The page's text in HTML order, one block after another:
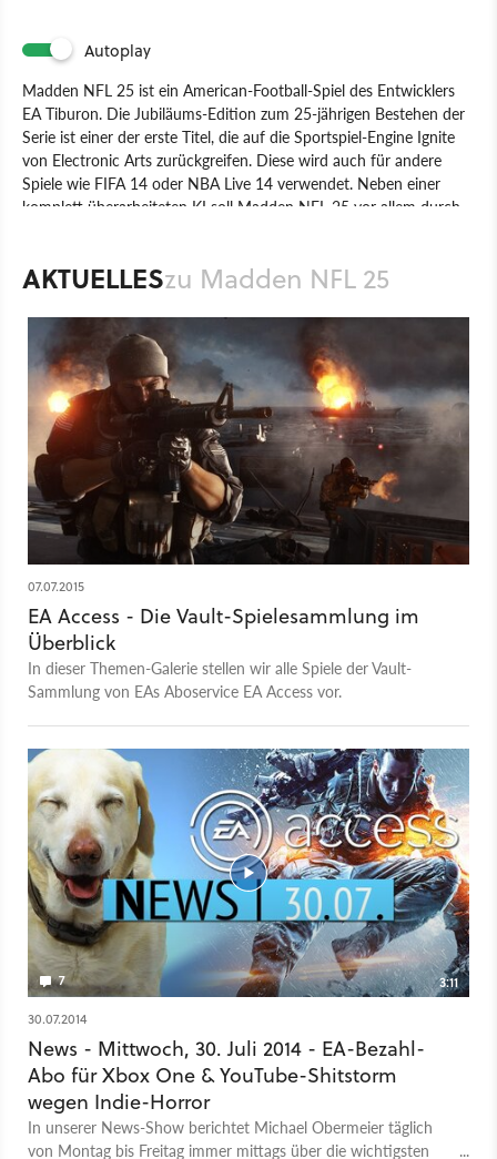
Autoplay
Madden NFL 25 ist ein American-Football-Spiel des Entwicklers
EA Tiburon. Die Jubiläums-Edition zum 25-jährigen Bestehen der
Serie ist einer der erste Titel, die auf die Sportspiel-Engine Ignite
von Electronic Arts zurückgreifen. Diese wird auch für andere
Spiele wie FIFA 14 oder NBA Live 14 verwendet. Neben einer
komplett überarbeiteten KI soll Madden NFL 25 vor allem durch
Spiel PlayStation 3 PlayStation 4 Xbox 360
Xbox One
AKTUELLESzu Madden NFL 25
07.07.2015
EA Access - Die Vault-Spielesammlung im
Überblick
In dieser Themen-Galerie stellen wir alle Spiele der Vault-
Sammlung von EAs Aboservice EA Access vor.
7
3:11
30.07.2014
News - Mittwoch, 30. Juli 2014 - EA-Bezahl-
Abo für Xbox One & YouTube-Shitstorm
wegen Indie-Horror
In unserer News-Show berichtet Michael Obermeier täglich
von Montag bis Freitag immer mittags über die wichtigsten